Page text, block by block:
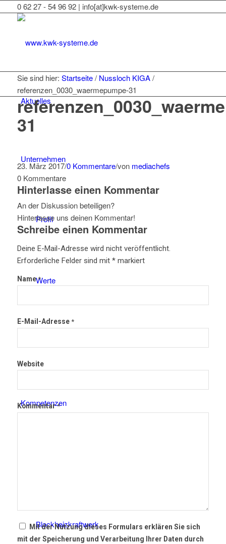
0 62 27 - 54 96 92 | info[at]kwk-systeme.de
Aktuelles
Unternehmen
Profil
Werte
Kompetenzen
Blockheizkraftwerk
Sie sind hier: Startseite / Nussloch KIGA /
referenzen_0030_waermepumpe-31
31
23. März 2017/0 Kommentare/von mediachefs
0 Kommentare
Hinterlasse einen Kommentar
An der Diskussion beteiligen?
Hinterlasse uns deinen Kommentar!
Schreibe einen Kommentar
Deine E-Mail-Adresse wird nicht veröffentlicht.
Erforderliche Felder sind mit *markiert
Name*
E-Mail-Adresse *
Website
Kommentar*
Mit der Nutzung dieses Formulars erklären Sie sich
mit der Speicherung und Verarbeitung Ihrer Daten durch